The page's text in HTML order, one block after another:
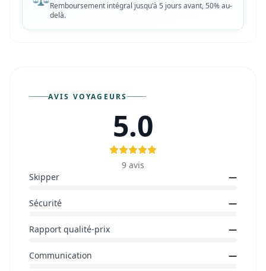
Remboursement intégral jusqu'à 5 jours avant, 50% au-
delà.
AVIS VOYAGEURS
5.0
9 avis
Skipper
—
Sécurité —
Rapport qualité-prix —
Communication —